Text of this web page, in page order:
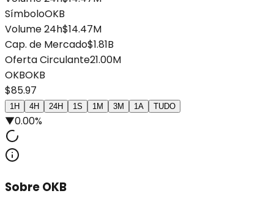
SímboloOKB
Volume 24h$14.47M
Cap. de Mercado$1.81B
Oferta Circulante21.00M
OKBOKB
$85.97
1H 4H 24H 1S 1M 3M 1A TUDO
▼0.00%
Sobre OKB